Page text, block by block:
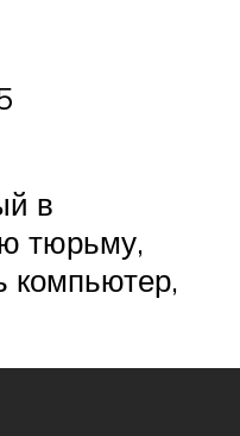
в
тюрьму,
компьютер,